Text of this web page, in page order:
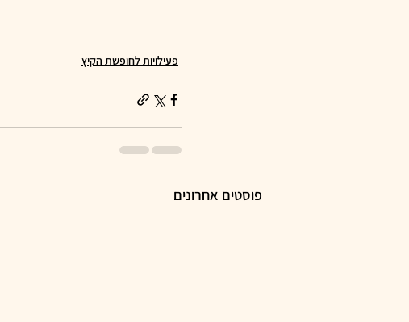
פעילויות לחופשת הקיץ
פוסטים אחרונים